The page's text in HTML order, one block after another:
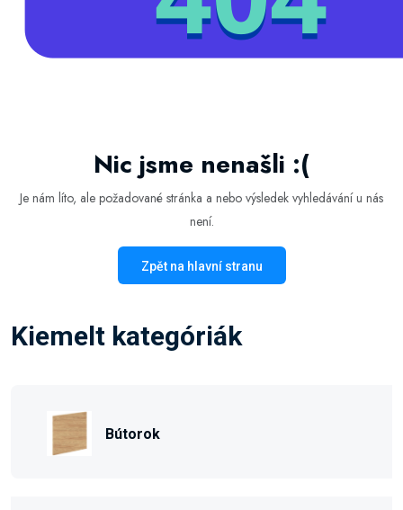
Nic jsme nenašli :(
Je nám líto, ale požadované stránka a nebo výsledek vyhledávání u nás
není.
Zpět na hlavní stranu
Kiemelt kategóriák
Bútorok